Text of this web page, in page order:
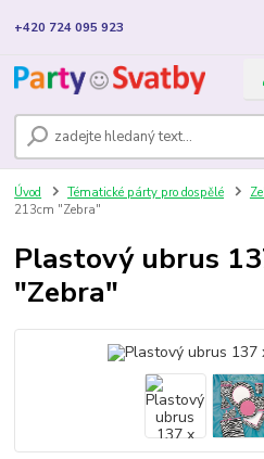
+420 724 095 923
Úvod Tématické párty pro dospělé
213cm "Zebra"
Plastový ubrus
"Zebra"